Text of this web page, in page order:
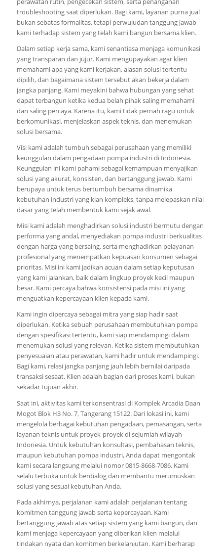
troubleshooting saat diperlukan. Bagi kami, layanan purna jual
bukan sebatas formalitas, tetapi perwujudan tanggung jawab
kami terhadap sistem yang telah kami bangun bersama klien.
Dalam setiap kerja sama, kami senantiasa menjaga komunikasi
yang transparan dan jujur. Kami mengupayakan agar klien
memahami apa yang kami kerjakan, alasan solusi tertentu
dipilih, dan bagaimana sistem tersebut akan bekerja dalam
jangka panjang. Kami meyakini bahwa hubungan yang sehat
dapat terbangun ketika kedua belah pihak saling memahami
dan saling percaya. Karena itu, kami tidak pernah ragu untuk
berkomunikasi, menjelaskan aspek teknis, dan menemukan
solusi bersama.
Visi kami adalah tumbuh sebagai perusahaan yang memiliki
keunggulan dalam pengadaan pompa industri di Indonesia.
Keunggulan ini kami pahami sebagai kemampuan menyajikan
solusi yang akurat, konsisten, dan bertanggung jawab. Kami
berupaya untuk terus bertumbuh bersama dinamika
kebutuhan industri yang kian kompleks, tanpa melepaskan nilai
dasar yang telah membentuk kami sejak awal.
Misi kami adalah menghadirkan solusi industri bermutu dengan
performa yang andal, menyediakan pompa industri berkualitas
dengan harga yang bersaing, serta menghadirkan pelayanan
profesional yang menempatkan kepuasan konsumen sebagai
prioritas. Misi ini kami jadikan acuan dalam setiap keputusan
yang kami jalankan, baik dalam lingkup proyek kecil maupun
besar. Kami percaya bahwa konsistensi pada misi ini yang
menguatkan kepercayaan klien kepada kami.
Kami ingin dipercaya sebagai mitra yang siap hadir saat
diperlukan. Ketika sebuah perusahaan membutuhkan pompa
dengan spesifikasi tertentu, kami siap mendampingi dalam
menemukan solusi yang relevan. Ketika sistem membutuhkan
penyesuaian atau perawatan, kami hadir untuk mendampingi.
Bagi kami, relasi jangka panjang jauh lebih bernilai daripada
transaksi sesaat. Klien adalah bagian dari proses kami, bukan
sekadar tujuan akhir.
Saat ini, aktivitas kami terkonsentrasi di Komplek Arcadia Daan
Mogot Blok H3 No. 7, Tangerang 15122. Dari lokasi ini, kami
mengelola berbagai kebutuhan pengadaan, pemasangan, serta
layanan teknis untuk proyek-proyek di sejumlah wilayah
Indonesia. Untuk kebutuhan konsultasi, pembahasan teknis,
maupun kebutuhan pompa industri, Anda dapat mengontak
kami secara langsung melalui nomor 0815-8668-7086. Kami
selalu terbuka untuk berdialog dan membantu merumuskan
solusi yang sesuai kebutuhan Anda.
Pada akhirnya, perjalanan kami adalah perjalanan tentang
komitmen tanggung jawab serta kepercayaan. Kami
bertanggung jawab atas setiap sistem yang kami bangun, dan
kami menjaga kepercayaan yang diberikan klien melalui
tindakan nyata dan komitmen berkelanjutan. Kami berharap